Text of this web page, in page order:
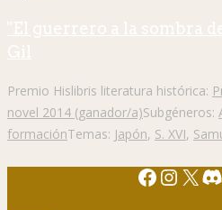
"El guerrero a la sombra
Gil
Premio Hislibris literatura histórica:
novel 2014 (ganador/a)Subgéneros:
formaciónTemas: Japón, S. XVI,
X